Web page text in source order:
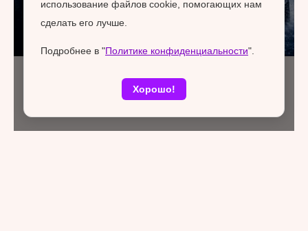
использование файлов cookie, помогающих нам
сделать его лучше.
Подробнее в "Политике конфиденциальности".
Хорошо!